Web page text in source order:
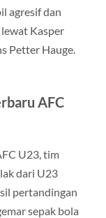
agresif dan
Kasper
Petter Hauge.
AFC
U23, tim
dari U23
pertandingan
sepak bola